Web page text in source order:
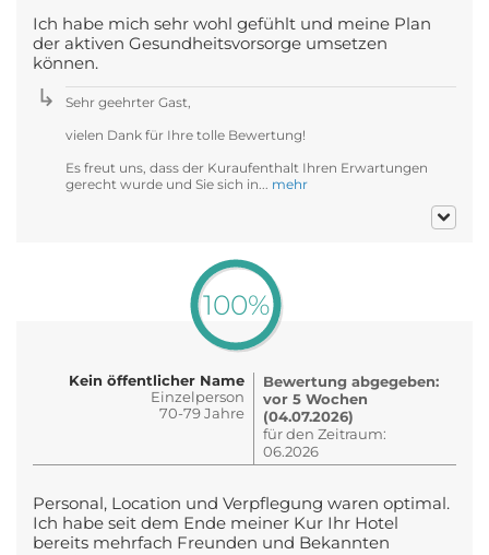
Ich habe mich sehr wohl gefühlt und meine Plan
der aktiven Gesundheitsvorsorge umsetzen
können.
Sehr geehrter Gast,
vielen Dank für Ihre tolle Bewertung!
Es freut uns, dass der Kuraufenthalt Ihren Erwartungen
gerecht wurde und Sie sich in... mehr
100%
Kein öffentlicher Name
Einzelperson
70-79 Jahre
Bewertung abgegeben:
vor 5 Wochen
(04.07.2026)
für den Zeitraum:
06.2026
Personal, Location und Verpflegung waren optimal.
Ich habe seit dem Ende meiner Kur Ihr Hotel
bereits mehrfach Freunden und Bekannten